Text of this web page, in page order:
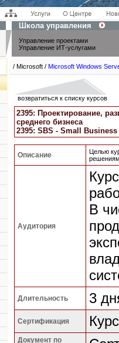
Школа управления
Управление проектами
Управление ИТ-услугами
/ Microsoft / Microsoft Windows
возвратиться к списку курсов
2395: Проектирование,
среднего бизнеса
2395: SBS - Small Business
Описание
Целью
Аудитория
В
Длительность 3
Сертификация
Документ по